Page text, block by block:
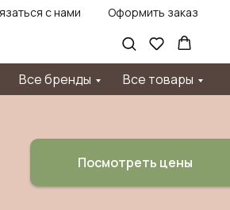
с нами Оформить заказ
Все бренды Все товары
Посмотреть цены